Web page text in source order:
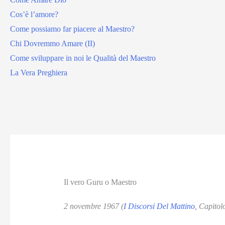
Cos’è l’amore?
Come possiamo far piacere al Maestro?
Chi Dovremmo Amare (II)
Come sviluppare in noi le Qualità del Maestro
La Vera Preghiera
Il vero Guru o Maestro
2 novembre 1967 (I Discorsi Del Mattino,